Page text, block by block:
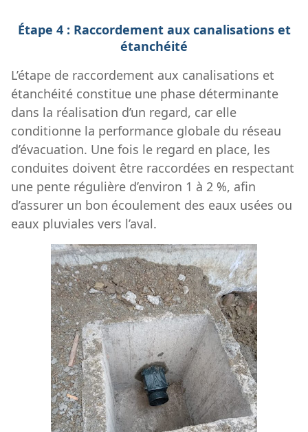
Étape 4 : Raccordement aux canalisations et
étanchéité
L’étape de raccordement aux canalisations et
étanchéité constitue une phase déterminante
dans la réalisation d’un regard, car elle
conditionne la performance globale du réseau
d’évacuation. Une fois le regard en place, les
conduites doivent être raccordées en respectant
une pente régulière d’environ 1 à 2 %, afin
d’assurer un bon écoulement des eaux usées ou
eaux pluviales vers l’aval.